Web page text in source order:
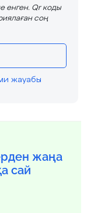
енген. Qr коды
соң
жауабы
жаңа
сай